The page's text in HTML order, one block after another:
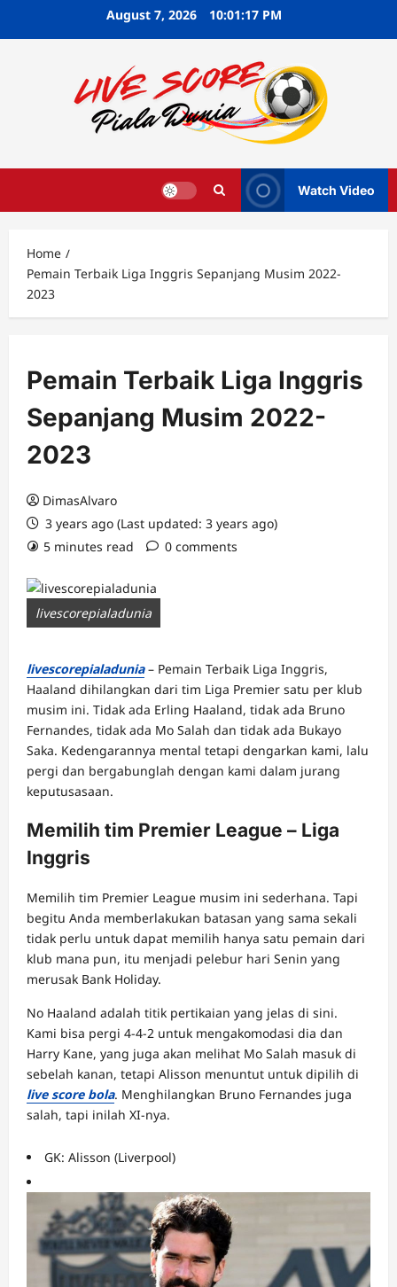
August 7, 2026 10:01:18 PM
Watch Video
Home
Pemain Terbaik Liga Inggris Sepanjang Musim 2022-
2023
Pemain Terbaik Liga Inggris
Sepanjang Musim 2022-
2023
DimasAlvaro
3 years ago (Last updated: 3 years ago)
5 minutes read
0 comments
livescorepialadunia
livescorepialadunia– Pemain Terbaik Liga Inggris,
Haaland dihilangkan dari tim Liga Premier satu per klub
musim ini. Tidak ada Erling Haaland, tidak ada Bruno
Fernandes, tidak ada Mo Salah dan tidak ada Bukayo
Saka. Kedengarannya mental tetapi dengarkan kami, lalu
pergi dan bergabunglah dengan kami dalam jurang
keputusasaan.
Memilih tim Premier League – Liga
Inggris
Memilih tim Premier League musim ini sederhana. Tapi
begitu Anda memberlakukan batasan yang sama sekali
tidak perlu untuk dapat memilih hanya satu pemain dari
klub mana pun, itu menjadi pelebur hari Senin yang
merusak Bank Holiday.
No Haaland adalah titik pertikaian yang jelas di sini.
Kami bisa pergi 4-4-2 untuk mengakomodasi dia dan
Harry Kane, yang juga akan melihat Mo Salah masuk di
sebelah kanan, tetapi Alisson menuntut untuk dipilih di
live score bola. Menghilangkan Bruno Fernandes juga
salah, tapi inilah XI-nya.
GK: Alisson (Liverpool)